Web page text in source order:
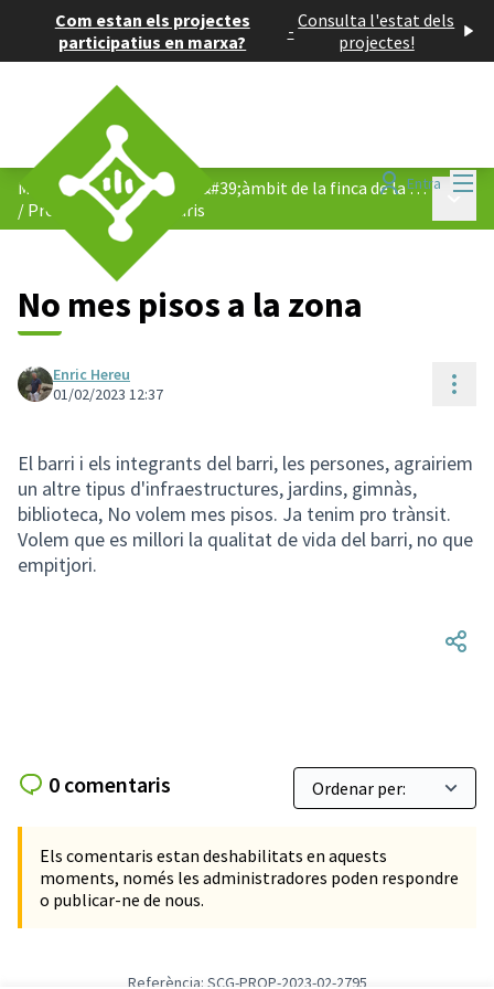
Com estan els projectes
participatius en marxa?
- Consulta l'estat dels
projectes!
Entra
Modificació del PGM en l&#39;àmbit de la finca de la Masia de Can Cabassa
/ Propostes i comentaris
No mes pisos a la zona
Enric Hereu
01/02/2023 12:37
El barri i els integrants del barri, les persones, agrairiem
un altre tipus d'infraestructures, jardins, gimnàs,
biblioteca, No volem mes pisos. Ja tenim pro trànsit.
Volem que es millori la qualitat de vida del barri, no que
empitjori.
0 comentaris
Els comentaris estan deshabilitats en aquests
moments, només les administradores poden respondre
o publicar-ne de nous.
Referència: SCG-PROP-2023-02-2795